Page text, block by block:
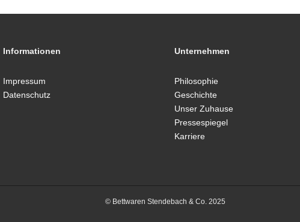
Informationen
Impressum
Datenschutz
Unternehmen
Philosophie
Geschichte
Unser Zuhause
Pressespiegel
Karriere
© Bettwaren Stendebach & Co. 2025